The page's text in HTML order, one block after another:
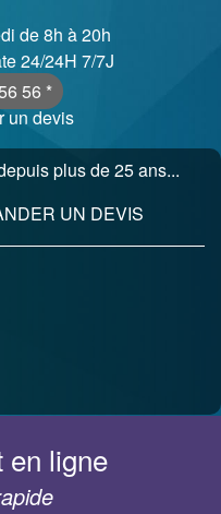
de 8h à 20h
24/24H 7/7J
56 *
un devis
plus de 25 ans...
UN DEVIS
en ligne